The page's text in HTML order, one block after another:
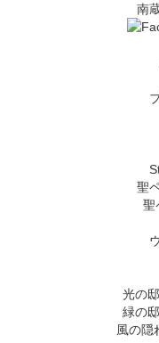
南
聖
聖
光の
緑の
風の隠